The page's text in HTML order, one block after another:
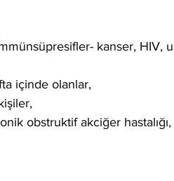
kanser, HIV,
içinde olanlar,
obstruktif akciğer